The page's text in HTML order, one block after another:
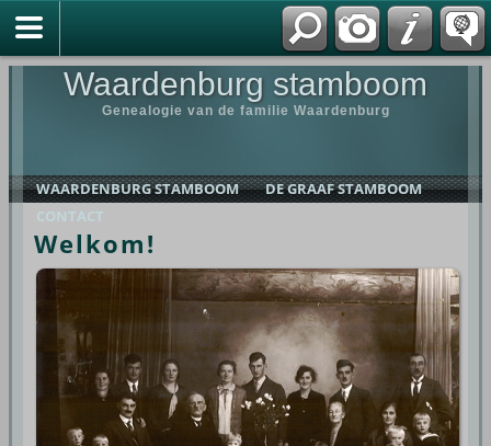
Waardenburg stamboom
Genealogie van de familie Waardenburg
WAARDENBURG STAMBOOM
DE GRAAF STAMBOOM
CONTACT
Welkom!